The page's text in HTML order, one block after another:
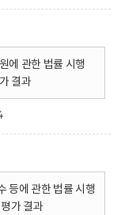
에 관한 법률 시행
결과
등에 관한 법률 시행
가 결과